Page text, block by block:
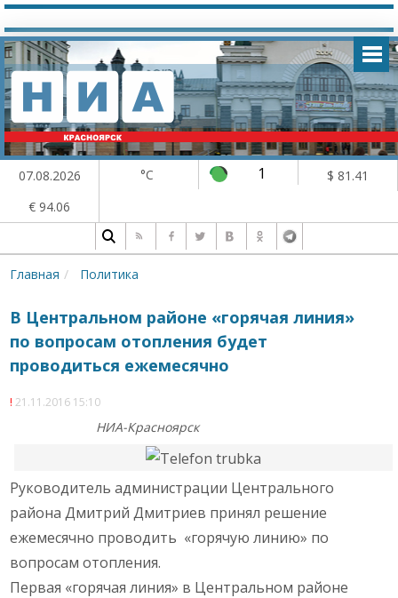
07.08.2026 °C 1
$ 81.41
€ 94.06
Главная Политика
В Центральном районе «горячая линия»
по вопросам отопления будет
проводиться ежемесячно
21.11.2016 15:10
НИА-Красноярск
Руководитель администрации Центрального
района Дмитрий Дмитриев принял решение
ежемесячно проводить «горячую линию» по
вопросам отопления.
Первая «горячая линия» в Центральном районе